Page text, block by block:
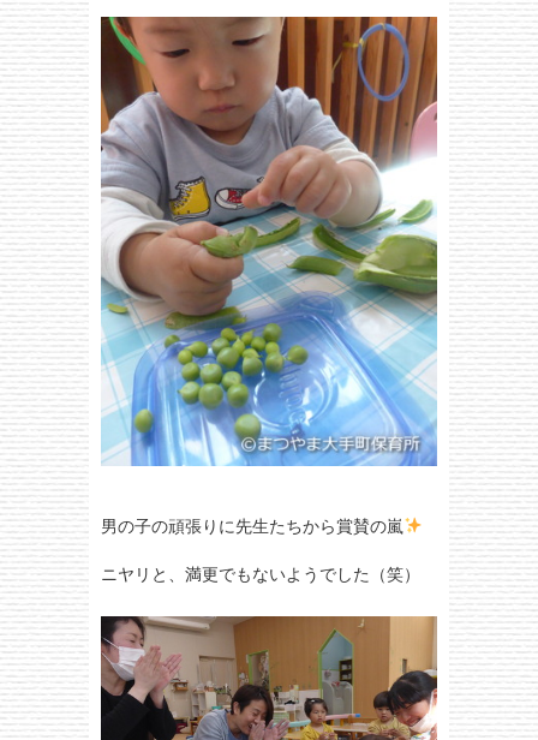
男の子の頑張りに先生たちから賞賛の嵐
ニヤリと、満更でもないようでした（笑）